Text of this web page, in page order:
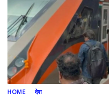
HOME देश